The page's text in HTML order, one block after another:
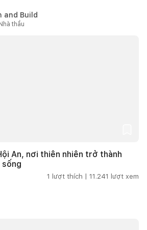
and Build
thầu
An, nơi thiên nhiên trở thành
sống
1 lượt thích | 11.241 lượt xem